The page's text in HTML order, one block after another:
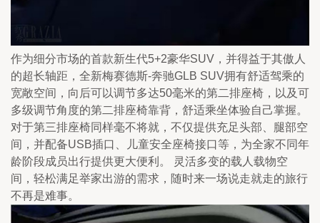
作为细分市场的首款新生代5+2豪华SUV，并得益于其傲人
的超长轴距，全新梅赛德斯-奔驰GLB SUV拥有舒适驾乘的
宽敞空间，向后可以调节多达50毫米的第二排座椅，以及可
多级调节角度的第二排座椅靠背，舒适乘坐体验自己掌握。
对于第三排座椅同样毫不将就，不仅提供充足头部、腿部空
间，并配备USB插口、儿童安全座椅接口等，为全家不同年
龄阶段成员出行提供更大便利。 灵活多变的载人载物空
间，轻松满足举家出游的需求，随时来一场说走就走的旅行
不再是难事。